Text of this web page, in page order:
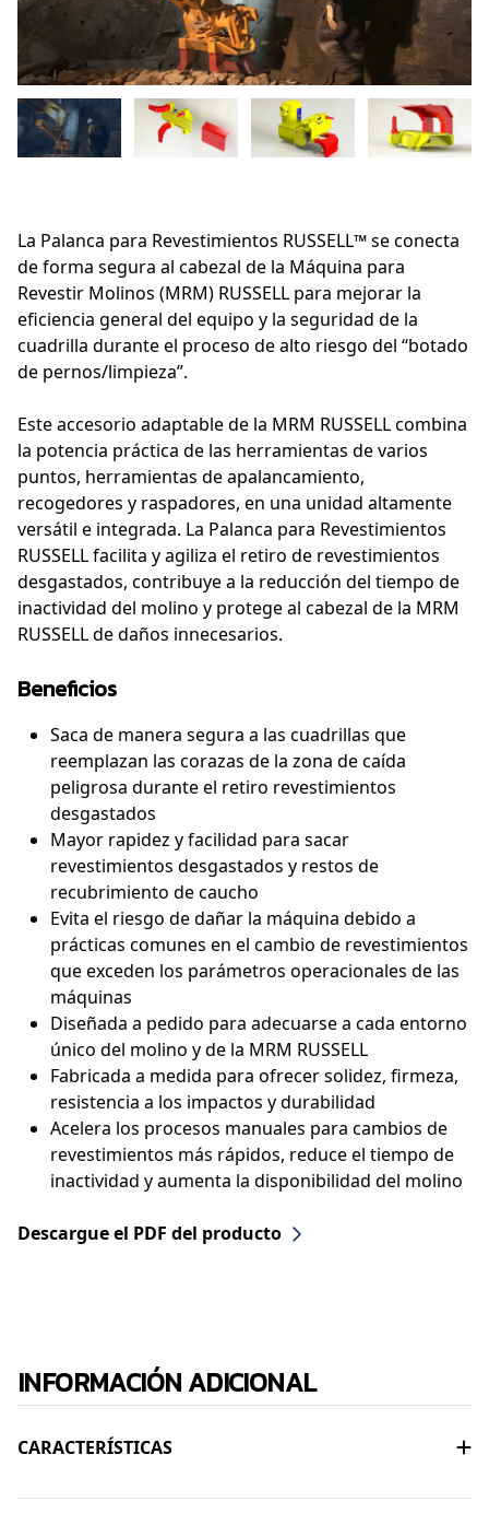
La Palanca para Revestimientos RUSSELL™ se conecta
de forma segura al cabezal de la Máquina para
Revestir Molinos (MRM) RUSSELL para mejorar la
eficiencia general del equipo y la seguridad de la
cuadrilla durante el proceso de alto riesgo del “botado
de pernos/limpieza”.
Este accesorio adaptable de la MRM RUSSELL combina
la potencia práctica de las herramientas de varios
puntos, herramientas de apalancamiento,
recogedores y raspadores, en una unidad altamente
versátil e integrada. La Palanca para Revestimientos
RUSSELL facilita y agiliza el retiro de revestimientos
desgastados, contribuye a la reducción del tiempo de
inactividad del molino y protege al cabezal de la MRM
RUSSELL de daños innecesarios.
Beneficios
Saca de manera segura a las cuadrillas que
reemplazan las corazas de la zona de caída
peligrosa durante el retiro revestimientos
desgastados
Mayor rapidez y facilidad para sacar
revestimientos desgastados y restos de
recubrimiento de caucho
Evita el riesgo de dañar la máquina debido a
prácticas comunes en el cambio de revestimientos
que exceden los parámetros operacionales de las
máquinas
Diseñada a pedido para adecuarse a cada entorno
único del molino y de la MRM RUSSELL
Fabricada a medida para ofrecer solidez, firmeza,
resistencia a los impactos y durabilidad
Acelera los procesos manuales para cambios de
revestimientos más rápidos, reduce el tiempo de
inactividad y aumenta la disponibilidad del molino
Descargue el PDF del producto
INFORMACIÓN ADICIONAL
CARACTERÍSTICAS
Herramienta sumamente versátil que